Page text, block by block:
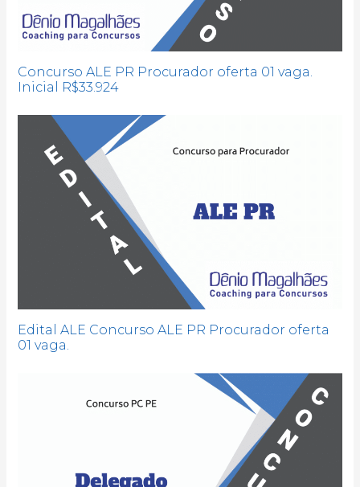
Concurso ALE PR Procurador oferta 01 vaga.
Inicial R$33.924
Edital ALE Concurso ALE PR Procurador oferta
01 vaga.